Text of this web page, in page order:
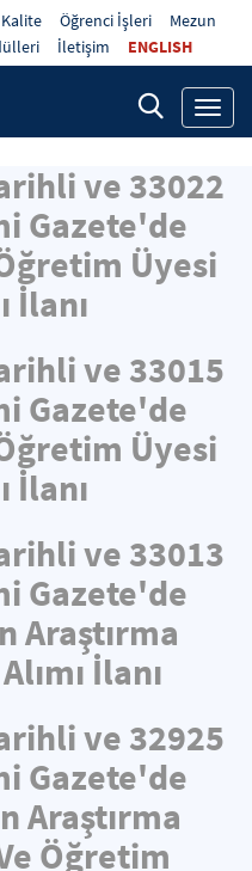
Kalite Öğrenci İşleri
Mezun
İletişim ENGLISH
ve 33022
Gazete'de
Üyesi
İlanı
ve 33015
Gazete'de
Üyesi
İlanı
ve 33013
Gazete'de
Araştırma
İlanı
ve 32925
Gazete'de
Araştırma
Öğretim